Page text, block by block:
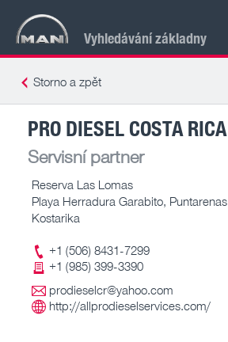
Vyhledávání základny
Storno a zpět
PRO DIESEL COSTA RICA
Servisní partner
Reserva Las Lomas
Playa Herradura Garabito, Puntarenas
Kostarika
+1 (506) 8431-7299
+1 (985) 399-3390
prodieselcr@yahoo.com
http://allprodieselservices.com/